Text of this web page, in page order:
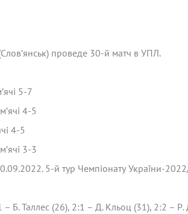
проведе 30-й матч в УПЛ.
5-7
4-5
4-5
3-3
5-й тур Чемпіонату України-
Б. Таллес (26), 2:1 – Д. Кльоц (31), 2:2 – Р.